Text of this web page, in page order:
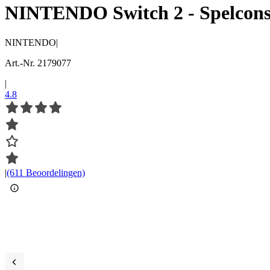
NINTENDO Switch 2 -
NINTENDO|
Art.-Nr. 2179077
|
4.8
|(611 Beoordelingen)